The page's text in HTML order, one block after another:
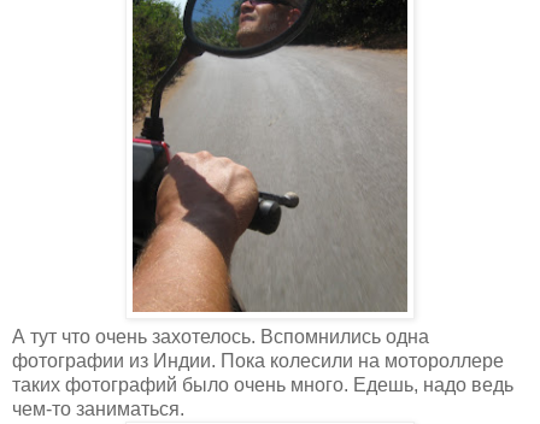
А тут что очень захотелось. Вспомнились одна
фотографии из Индии. Пока колесили на мотороллере
таких фотографий было очень много. Едешь, надо ведь
чем-то заниматься.